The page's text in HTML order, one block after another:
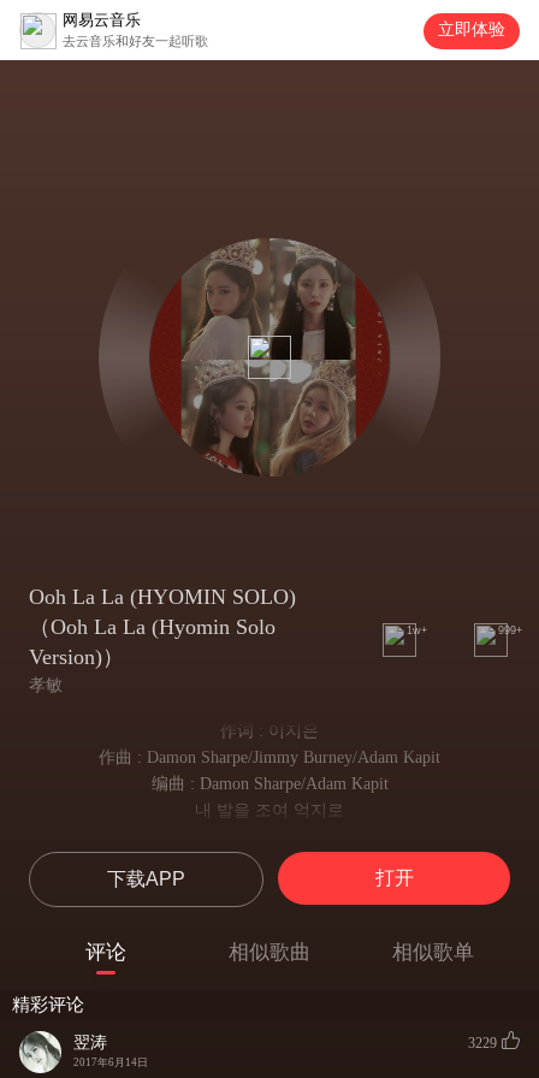
网易云音乐
去云音乐和好友一起听歌
立即体验
Ooh La La (HYOMIN SOLO)
（Ooh La La (Hyomin Solo
Version)）
孝敏
1w+ 999+
作词 : 이지은
作曲 : Damon Sharpe/Jimmy Burney/Adam Kapit
编曲 : Damon Sharpe/Adam Kapit
내 발을 조여 억지로
끼워 맞춘 Glass shoes
穿上的水晶鞋
아슬아슬 불안해
胆战心惊 很不安
열두 시 넘어 Trouble yeah
下载APP 打开
评论 相似歌曲 相似歌单
精彩评论
翌涛
2017年6月14日
3229